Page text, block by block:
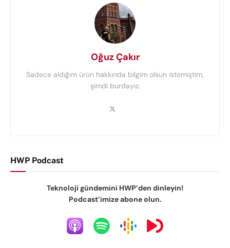
Oğuz Çakır
Sadece aldığım ürün hakkında bilgim olsun istemiştim,
şimdi burdayız.
HWP Podcast
Teknoloji gündemini HWP’den dinleyin!
Podcast’imize abone olun.